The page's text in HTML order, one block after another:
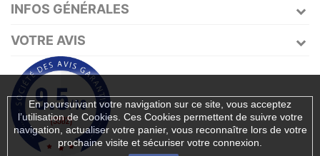
INFOS GÉNÉRALES
En poursuivant votre navigation sur ce site, vous acceptez
l’utilisation de Cookies. Ces Cookies permettent de suivre votre
navigation, actualiser votre panier, vous reconnaître lors de votre
prochaine visite et sécuriser votre connexion.
VOTRE AVIS